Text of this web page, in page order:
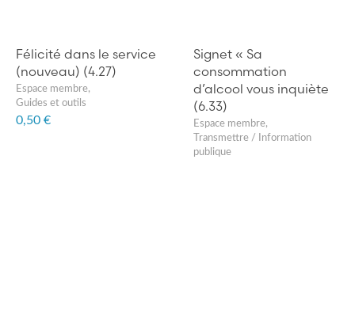
Félicité dans le service
(nouveau) (4.27)
Espace membre,
Guides et outils
0,50 €
Signet « Sa
consommation
d’alcool vous inquiète
(6.33)
Espace membre,
Transmettre / Information
publique